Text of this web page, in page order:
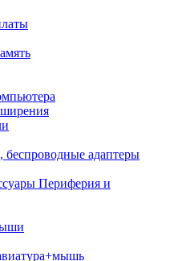
беспроводные адаптеры
Периферия и